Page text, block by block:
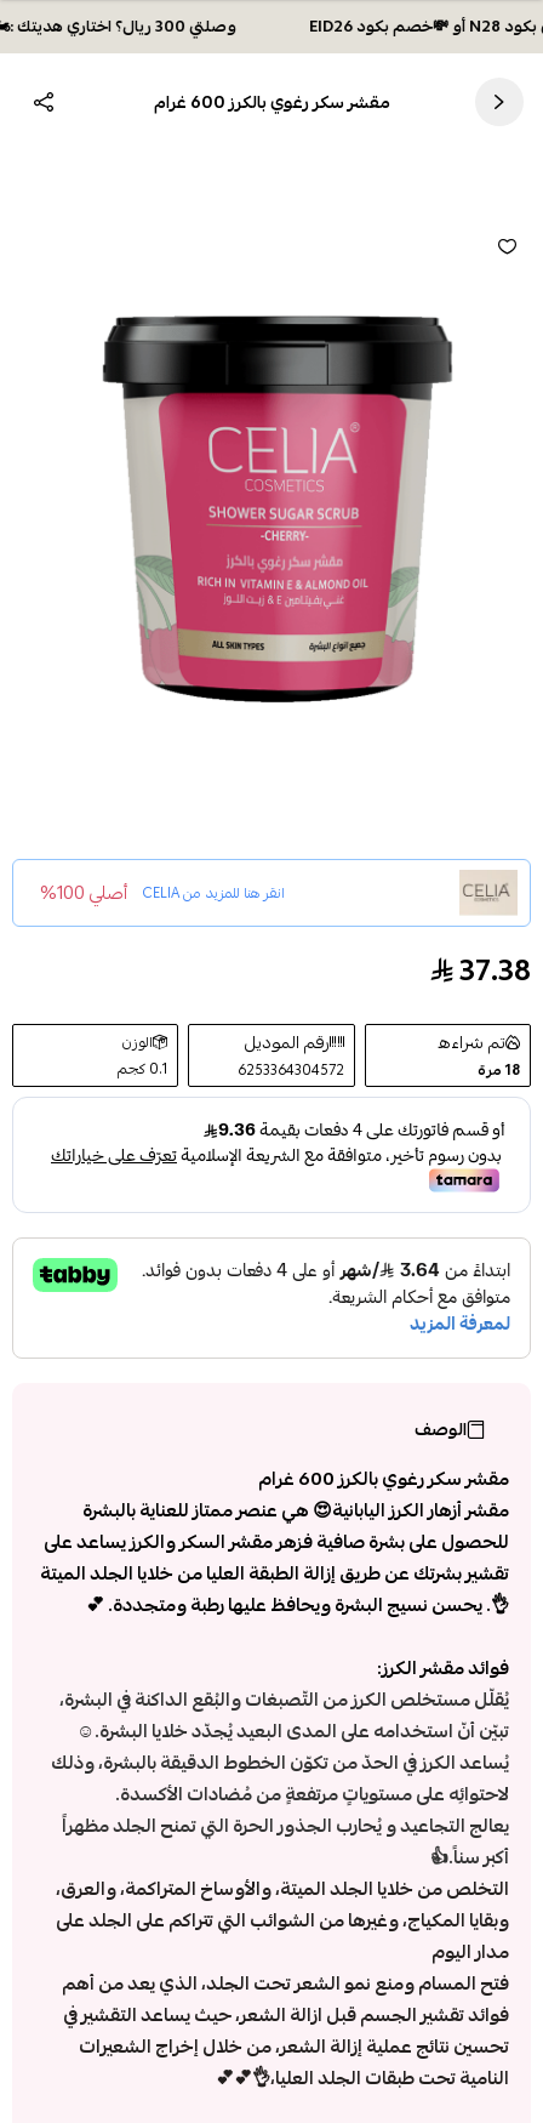
وصلتي 300 ريال؟ اختاري هديتك :🏍 شحن مجاني بكود N28 أو 💸خصم بكود EID26
مقشر سكر رغوي بالكرز 600 غرام
انقر هنا للمزيد منCELIA أصلي 100%
مقشر سكر رغوي بالكرز 600 غرام
37.38
تم شراءه
18مرة
رقم الموديل
6253364304572
الوزن
0.1 كجم
الوصف
مقشر سكر رغوي بالكرز 600 غرام
مقشر أزهار الكرز اليابانية😍 هي عنصر ممتاز للعناية بالبشرة
للحصول على بشرة صافية فزهر مقشر السكر والكرز يساعد على
تقشير بشرتك عن طريق إزالة الطبقة العليا من خلايا الجلد الميتة
👌. يحسن نسيج البشرة ويحافظ عليها رطبة ومتجددة. 💕
فوائد مقشر الكرز:
يُقلّل مستخلص الكرز من التّصبغات والبُقع الداكنة في البشرة،
تبيّن أنّ استخدامه على المدى البعيد يُجدّد خلايا البشرة.☺️
يُساعد الكرز في الحدّ من تكوّن الخطوط الدقيقة بالبشرة، وذلك
لاحتوائِه على مستوياتٍ مرتفعةٍ من مُضادات الأكسدة.
يعالج التجاعيد و يُحارب الجذور الحرة التي تمنح الجلد مظهراً
أكبر سناً.👍
التخلص من خلايا الجلد الميتة، والأوساخ المتراكمة، والعرق،
وبقايا المكياج، وغيرها من الشوائب التي تتراكم على الجلد على
مدار اليوم
فتح المسام ومنع نمو الشعر تحت الجلد، الذي يعد من أهم
فوائد تقشير الجسم قبل ازالة الشعر، حيث يساعد التقشير في
تحسين نتائج عملية إزالة الشعر، من خلال إخراج الشعيرات
النامية تحت طبقات الجلد العليا،👌💕💕